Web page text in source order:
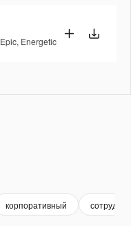
Epic, Energetic
корпоративный